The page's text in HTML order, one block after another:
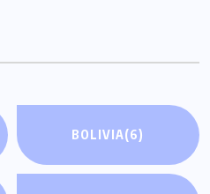
BOLIVIA(6)